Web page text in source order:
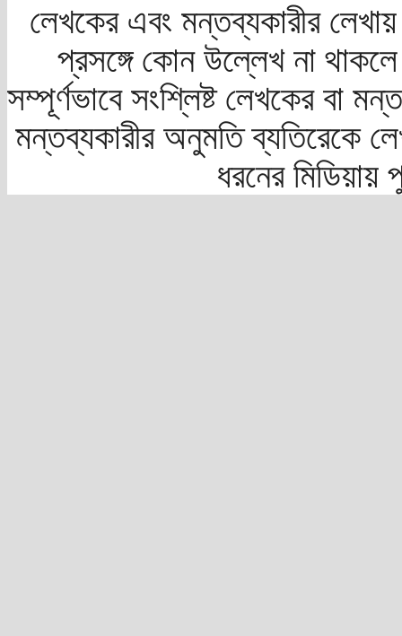
লেখকের এবং মন্তব্যকারীর
প্রসঙ্গে কোন উল্লেখ না
সম্পূর্ণভাবে সংশ্লিষ্ট লেখকের বা
মন্তব্যকারীর অনুমতি ব্যতিরেকে
ধরনের মিডিয়ায়